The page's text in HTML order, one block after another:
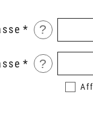
?
?